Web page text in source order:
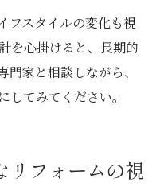
フスタイルの変化も視
を心掛けると、長期的
家と相談しながら、
してみてください。
リフォームの視